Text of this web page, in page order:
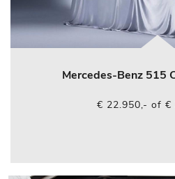
Mercedes-Benz 515
€ 22.950,- of €